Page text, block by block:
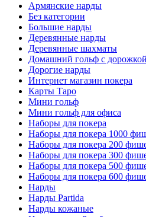
Армянские нарды
Без категории
Большие нарды
Деревянные нарды
Деревянные шахматы
Домашний гольф с дорожкой
Дорогие нарды
Интернет магазин покера
Карты Таро
Мини гольф
Мини гольф для офиса
Наборы для покера
Наборы для покера 1000
Наборы для покера 200
Наборы для покера 300
Наборы для покера 500
Наборы для покера 600
Нарды
Нарды Partida
Нарды кожаные